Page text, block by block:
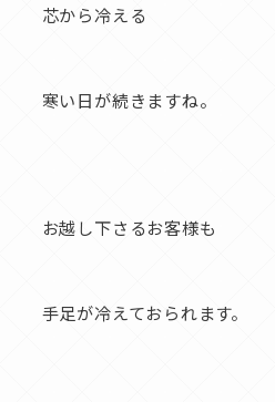
芯から冷える
寒い日が続きますね。
お越し下さるお客様も
手足が冷えておられます。